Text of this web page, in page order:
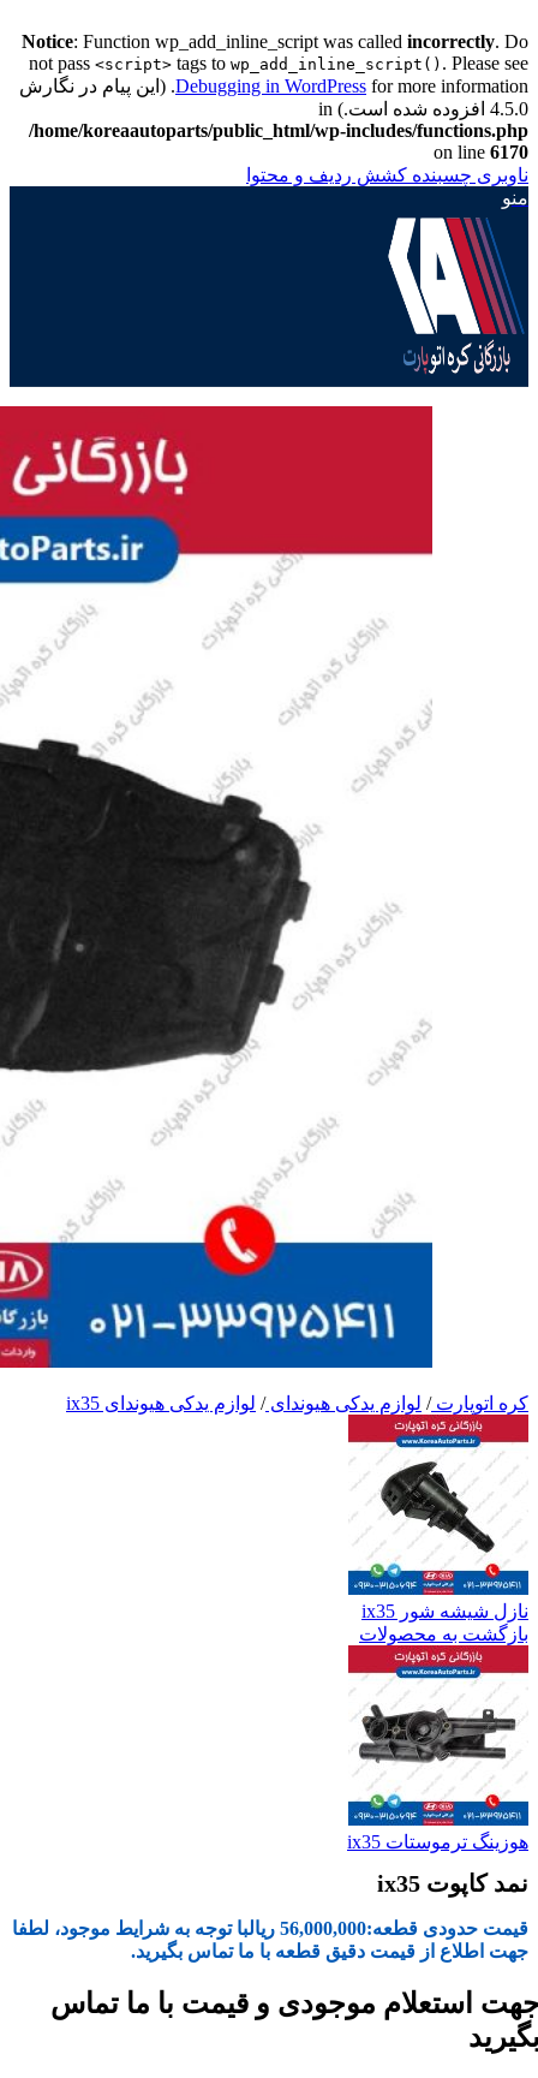
Notice: Function wp_add_inline_script was called incorrectly. Do
not pass <script> tags to wp_add_inline_script() . Please see
Debugging in WordPressfor more information. (این پیام در نگارش
4.5.0 افزوده شده است.) in
/home/koreaautoparts/public_html/wp-includes/functions.php
on line 6170
ناوبری چسبنده کشش ردیف و محتوا
منو
کره اتوپارت/ لوازم یدکی هیوندای/ لوازم یدکی هیوندای ix35
نازل شیشه شور ix35
بازگشت به محصولات
هوزینگ ترموستات ix35
نمد کاپوت ix35
قیمت حدودی قطعه:56,000,000 ریالبا توجه به شرایط موجود، لطفا
جهت اطلاع از قیمت دقیق قطعه با ما تماس بگیرید.
استعلام موجودی و قیمت با ما تماس